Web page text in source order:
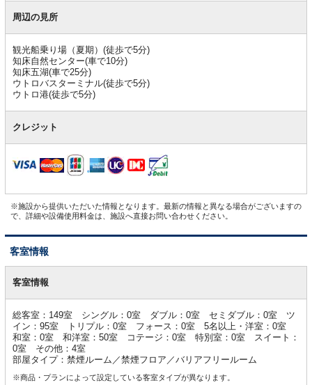
周辺の見所
観光船乗り場（夏期）(徒歩で5分)
知床自然センター(車で10分)
知床五湖(車で25分)
ウトロバスターミナル(徒歩で5分)
ウトロ港(徒歩で5分)
クレジット
※施設から提供いただいた情報となります。最新の情報と異なる場合がございますの
で、詳細や設備使用料金は、施設へ直接お問い合わせください。
客室情報
室客室情報
総客室：149室 シングル：0室 ダブル：0室 セミダブル：0室 ツ
イン：95室 トリプル：0室 フォース：0室 5名以上・洋室：0室
和室：0室 和洋室：50室 コテージ：0室 特別室：0室 スイート：
0室 その他：4室
部屋タイプ：禁煙ルーム／禁煙フロア／バリアフリールーム
※商品・プランによって設定している客室タイプが異なります。